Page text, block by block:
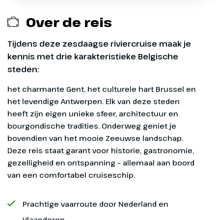
Over de reis
Tijdens deze zesdaagse riviercruise maak je
kennis met drie karakteristieke Belgische
steden:
het charmante Gent, het culturele hart Brussel en
het levendige Antwerpen. Elk van deze steden
heeft zijn eigen unieke sfeer, architectuur en
bourgondische tradities. Onderweg geniet je
bovendien van het mooie Zeeuwse landschap.
Deze reis staat garant voor historie, gastronomie,
gezelligheid en ontspanning – allemaal aan boord
van een comfortabel cruiseschip.
Prachtige vaarroute door Nederland en
Dag 1
Arnhem - Vlissingen
aan boord in Arnhem. Je wordt
betalen)
Excursies (aan boord te boeken en betalen)
Verzekeringen
Eventuele fooien
Vanaf-prijs
De vanaf-prijs is op basis van een tweepersoonshut